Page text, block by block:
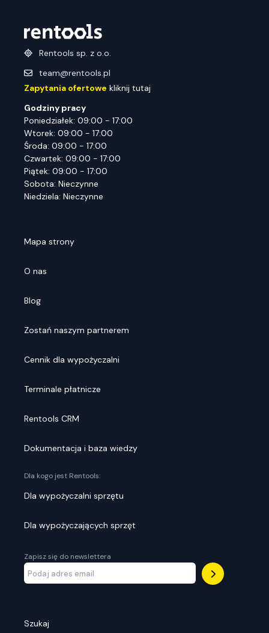
Rentools sp. z o.o.
team@rentools.pl
Zapytania ofertowe kliknij tutaj
Godziny pracy
Poniedziałek: 09:00 - 17:00
Wtorek: 09:00 - 17:00
Środa: 09:00 - 17:00
Czwartek: 09:00 - 17:00
Piątek: 09:00 - 17:00
Sobota: Nieczynne
Niedziela: Nieczynne
Mapa strony
O nas
Blog
Zostań naszym partnerem
Cennik dla wypożyczalni
Terminale płatnicze
Rentools CRM
Dokumentacja i baza wiedzy
Dla kogo jest Rentools:
Dla wypożyczalni sprzętu
Dla wypożyczających sprzęt
Zapisz się do newslettera
Szukaj